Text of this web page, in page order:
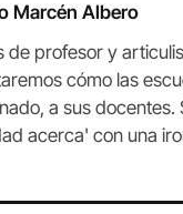
Marcén Albero
de profesor y
cómo las
a sus
acerca' con una